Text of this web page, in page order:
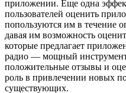
приложении. Еще одна
пользователей оценить
попользуются им в течение
давая им возможность
которые предлагает
радио — мощный
положительные отзывы и
роль в привлечении новых
существующих.